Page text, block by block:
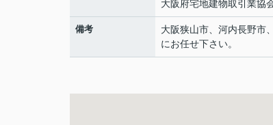
大阪府宅地建物取引業協
備考
大阪狭山市、河内長野市
にお任せ下さい。